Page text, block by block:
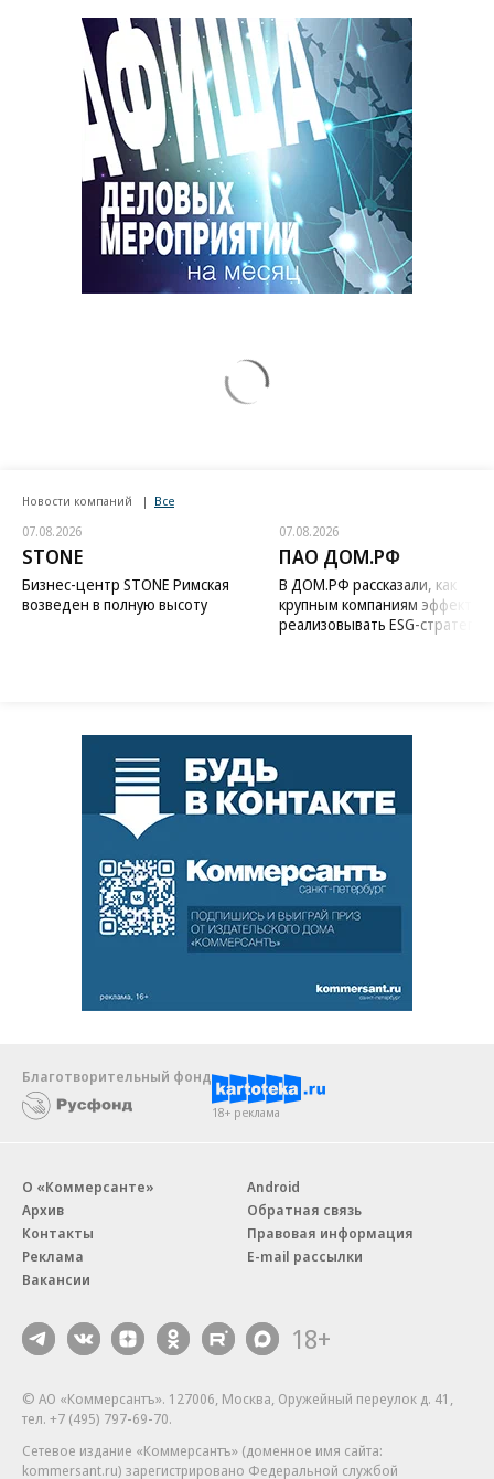
Новости компаний Все
07.08.2026
STONE
Бизнес-центр STONE Римская
возведен в полную высоту
07.08.2026
ПАО ДОМ.РФ
В ДОМ.РФ рассказали, как
крупным компаниям
реализовывать ESG-стратегию
Благотворительный фонд
18+ реклама
О «Коммерсанте»
Архив
Контакты
Реклама
Вакансии
Android
Обратная связь
Правовая информация
E-mail рассылки
18+
© АО «Коммерсантъ». 127006, Москва, Оружейный переулок д. 41,
тел. +7 (495) 797-69-70.
Сетевое издание «Коммерсантъ» (доменное имя сайта:
kommersant.ru) зарегистрировано Федеральной службой